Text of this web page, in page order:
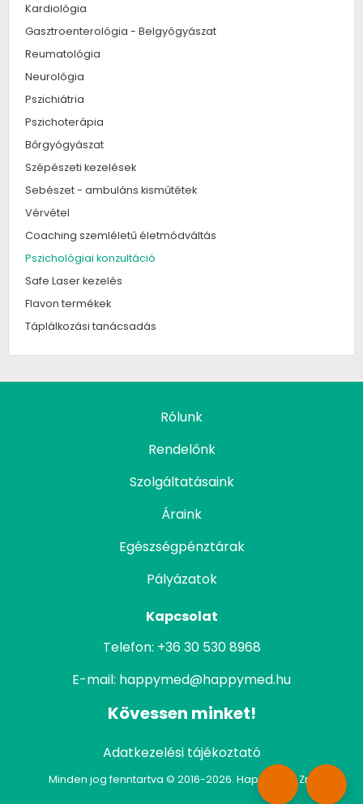
Kardiológia
Gasztroenterológia - Belgyógyászat
Reumatológia
Neurológia
Pszichiátria
Pszichoterápia
Bőrgyógyászat
Szépészeti kezelések
Sebészet - ambuláns kisműtétek
Vérvétel
Coaching szemléletű életmódváltás
Pszichológiai konzultáció
Safe Laser kezelés
Flavon termékek
Táplálkozási tanácsadás
Rólunk
Rendelőnk
Szolgáltatásaink
Áraink
Egészségpénztárak
Pályázatok
Kapcsolat
Telefon: +36 30 530 8968
E-mail: happymed@happymed.hu
Kövessen minket!
Adatkezelési tájékoztató
Minden jog fenntartva © 2016-2026. Happymed Zrt.